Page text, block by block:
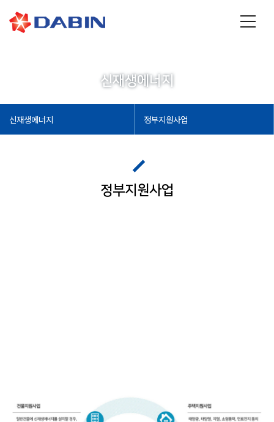
신재생에너지
신재생에너지 정부지원사업
정부지원사업